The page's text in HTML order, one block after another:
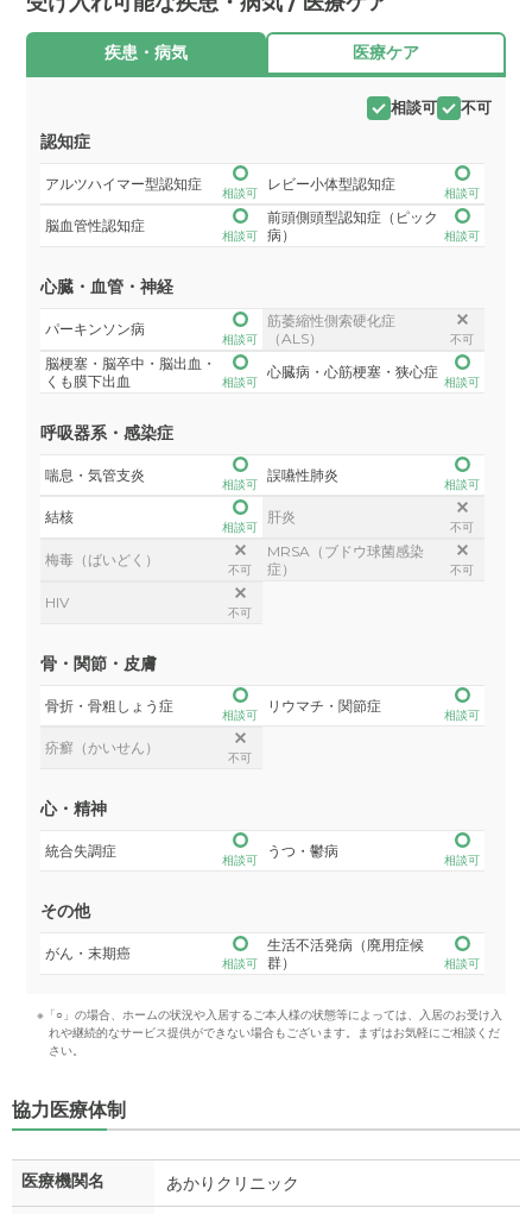
疾患・病気 医療ケア
相談可 不可
認知症
アルツハイマー型認知症
相談可
レビー小体型認知症
相談可
脳血管性認知症
相談可
前頭側頭型認知症（ピック
病）
相談可
心臓・血管・神経
パーキンソン病
相談可
筋萎縮性側索硬化症
（ALS）
不可
脳梗塞・脳卒中・脳出血・
くも膜下出血
相談可
心臓病・心筋梗塞・狭心症
相談可
呼吸器系・感染症
喘息・気管支炎
相談可
誤嚥性肺炎
相談可
結核
相談可
肝炎
不可
梅毒（ばいどく）
不可
MRSA（ブドウ球菌感染
症）
不可
HIV
不可
骨・関節・皮膚
骨折・骨粗しょう症
相談可
リウマチ・関節症
相談可
疥癬（かいせん）
不可
心・精神
統合失調症
相談可
うつ・鬱病
相談可
その他
がん・末期癌
相談可
生活不活発病（廃用症候
群）
相談可
※「○」の場合、ホームの状況や入居するご本人様の状態等によっては、入居のお受け入
れや継続的なサービス提供ができない場合もございます。まずはお気軽にご相談くだ
さい。
協力医療体制
医療機関名 あかりクリニック